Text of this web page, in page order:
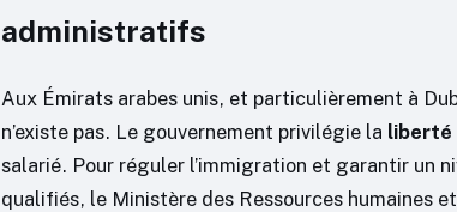
administratifs
Aux Émirats arabes unis, et particulièrement à
n’existe pas. Le gouvernement privilégie la liberté
salarié. Pour réguler l’immigration et garantir un
qualifiés, le Ministère des Ressources humaines